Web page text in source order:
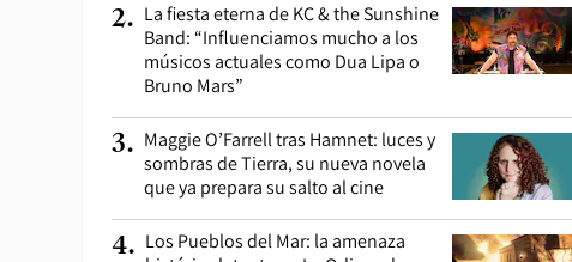
2. La fiesta eterna de KC & the Sunshine
Band: “Influenciamos mucho a los
músicos actuales como Dua Lipa o
Bruno Mars”
3. Maggie O’Farrell tras Hamnet: luces y
sombras de Tierra, su nueva novela
que ya prepara su salto al cine
4. Los Pueblos del Mar: la amenaza